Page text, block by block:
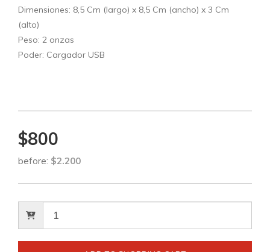
Dimensiones: 8,5 Cm (largo) x 8,5 Cm (ancho) x 3 Cm
(alto)
Peso: 2 onzas
Poder: Cargador USB
$800
before: $2.200